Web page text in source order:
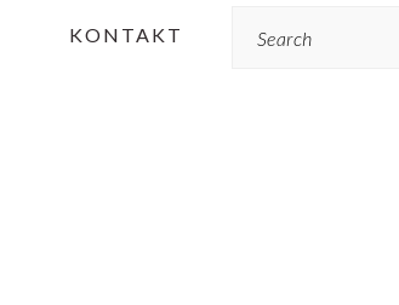
KONTAKT